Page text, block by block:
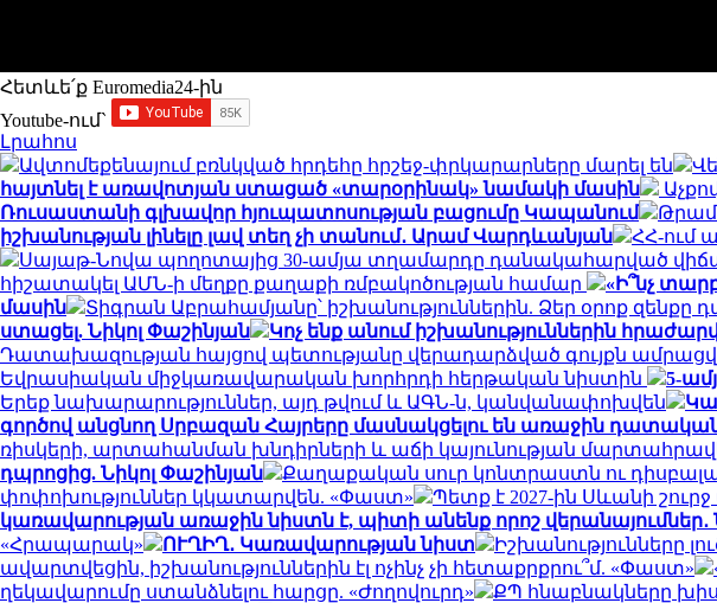
Հետևե՛ք Euromedia24-ին
Youtube-ում`
Լրահոս
Ավտոմեքենայում բռնկված հրդեհը հրշեջ-փրկարարները մարել են
հայտնել է առավոտյան ստացած «տարօրինակ» նամակի մասին
Ռուսաստանի գլխավոր հյուպատոսության բացումը Կապանում
իշխանության լինելը լավ տեղ չի տանում․ Արամ Վարդևանյան
ՀՀ-ում
Սայաթ-Նովա պողոտայից 30-ամյա տղամարդը դանակահարված
հիշատակել ԱՄՆ-ի մեղքը քաղաքի ռմբակոծության համար
«Ի՞նչ
մասին
Տիգրան Աբրահամյանը՝ իշխանություններին. Ձեր օրոք զենքը
ստացել. Նիկոլ Փաշինյան
Կոչ ենք անում իշխանություններին
Դատախազության հայցով պետությանը վերադարձված գույքն
Եվրասիական միջկառավարական խորհրդի հերթական նիստին
5-
Երեք նախարարություններ, այդ թվում և ԱԳՆ-ն, կանվանափոխվեն
գործով անցնող Սրբազան Հայրերը մասնակցելու են առաջին
ռիսկերի, արտահանման խնդիրների և աճի կայունության
դպրոցից. Նիկոլ Փաշինյան
Քաղաքական սուր կոնտրաստն ու
փոփոխություններ կկատարվեն. «Փաստ»
Պետք է 2027-ին Սևանի
կառավարության առաջին նիստն է, պիտի անենք որոշ վերանայումներ․
«Հրապարակ»
ՈՒՂԻՂ․ Կառավարության նիստ Իշխանությունները
ավարտվեցին, իշխանություններին էլ ոչինչ չի հետաքրքրու՞մ. «Փաստ»
ղեկավարումը ստանձնելու հարցը. «Ժողովուրդ»
ՔՊ հնաբնակները